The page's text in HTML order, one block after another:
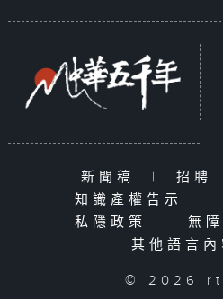
新聞稿 | 招聘
知識產權告示
|
私隱政策
| 無
其他語言
© 2026